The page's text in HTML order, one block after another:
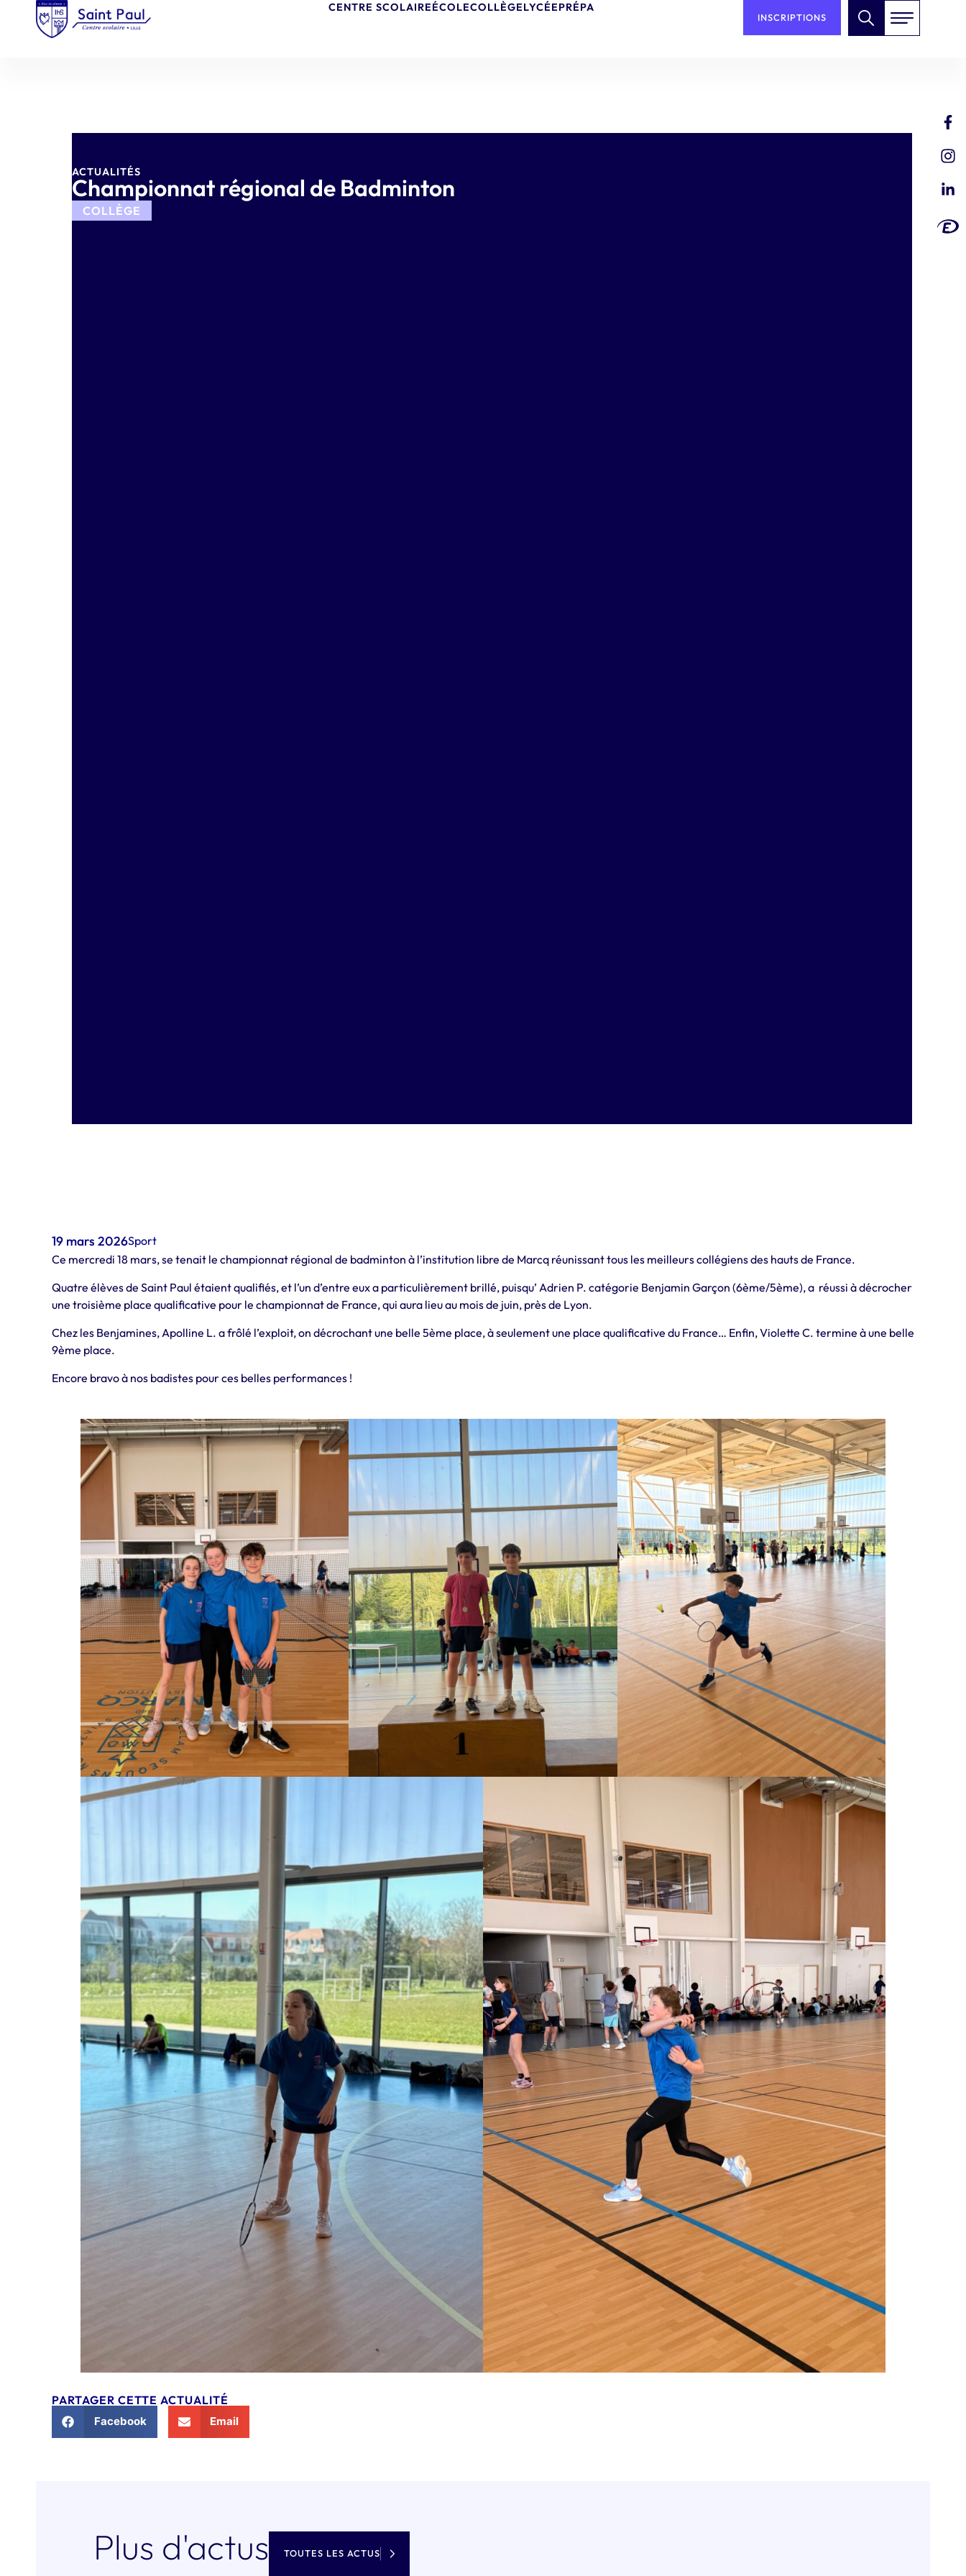
CENTRE SCOLAIREÉCOLECOLLÈGELYCÉEPRÉPA
INSCRIPTIONS
ACTUALITÉS
Championnat régional de Badminton
COLLÈGE
19 mars 2026Sport
Ce mercredi 18 mars, se tenait le championnat régional de badminton à l’institution libre de Marcq réunissant tous les meilleurs collégiens des hauts de France.
Quatre élèves de Saint Paul étaient qualifiés, et l’un d’entre eux a particulièrement brillé, puisqu’ Adrien P. catégorie Benjamin Garçon (6ème/5ème), a réussi à décrocher
une troisième place qualificative pour le championnat de France, qui aura lieu au mois de juin, près de Lyon.
Chez les Benjamines, Apolline L. a frôlé l’exploit, on décrochant une belle 5ème place, à seulement une place qualificative du France… Enfin, Violette C. termine à une belle
9ème place.
Encore bravo à nos badistes pour ces belles performances !
PARTAGER CETTE ACTUALITÉ
Facebook Email
Plus d'actus TOUTES LES ACTUS